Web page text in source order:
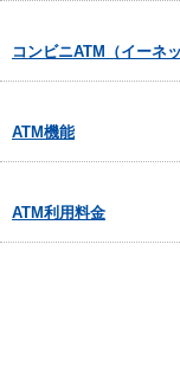
コンビニATM（イーネ
ATM機能
ATM利用料金